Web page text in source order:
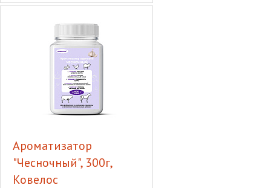
Ароматизатор
"Чесночный", 300г,
Ковелос